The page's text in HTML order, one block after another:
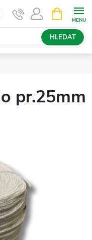
HLEDAT
NÁKUPNÍ
KOŠÍK
pr.25mm